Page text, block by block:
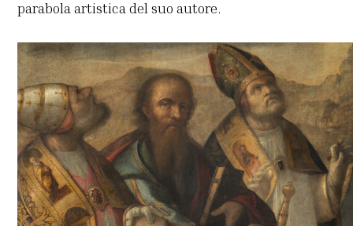
parabola artistica del suo autore.